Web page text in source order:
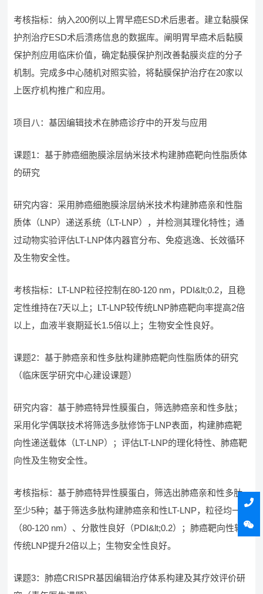
考核指标：纳入200例以上胃早癌ESD术后患者。建立黏膜保
护剂治疗ESD术后溃疡信息的数据库。阐明胃早癌术后黏膜
保护剂应用临床价值，确定黏膜保护剂改善黏膜炎症的分子
机制。完成多中心随机对照实验，将黏膜保护治疗在20家以
上医疗机构推广和应用。
项目八：基因编辑技术在肺癌诊疗中的开发与应用
课题1：基于肺癌细胞膜涂层纳米技术构建肺癌靶向性脂质体
的研究
研究内容：采用肺癌细胞膜涂层纳米技术构建肺癌亲和性脂
质体（LNP）递送系统（LT-LNP），并检测其理化特性；通
过动物实验评估LT-LNP体内器官分布、免疫逃逸、长效循环
及生物安全性。
考核指标：LT-LNP粒径控制在80-120 nm，PDI&lt;0.2，且稳
定性维持在7天以上；LT-LNP较传统LNP肺癌靶向率提高2倍
以上，血液半衰期延长1.5倍以上；生物安全性良好。
课题2：基于肺癌亲和性多肽构建肺癌靶向性脂质体的研究
（临床医学研究中心建设课题）
研究内容：基于肺癌特异性膜蛋白，筛选肺癌亲和性多肽；
采用化学偶联技术将筛选多肽修饰于LNP表面，构建肺癌靶
向性递送载体（LT-LNP）；评估LT-LNP的理化特性、肺癌靶
向性及生物安全性。
考核指标：基于肺癌特异性膜蛋白，筛选出肺癌亲和性多肽
至少5种；基于筛选多肽构建肺癌亲和性LT-LNP，粒径均一
（80-120 nm）、分散性良好（PDI&lt;0.2）；肺癌靶向性较
传统LNP提升2倍以上；生物安全性良好。
课题3：肺癌CRISPR基因编辑治疗体系构建及其疗效评价研